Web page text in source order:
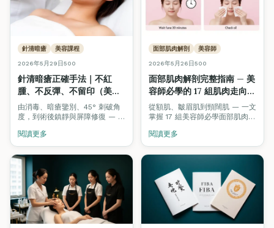
針清暗瘡 美容課程
2026年5月29日500
針清暗瘡正確手法｜不紅
腫、不反彈、不留印（美容
初學者完整教學・ITEC /
VTCT 考核標準）
由消毒、暗瘡鑒別、45° 刺破角
度，到術後鎮靜與屏障修復 — 一
操作流程（SOP），對應 ITEC /
VTCT 國際美容認證實操考核要
求。
閱讀更多
面部肌肉解剖 美容師
2026年5月26日500
面部肌肉解剖完整指南 — 美
容師必學的 17 組肌肉走向、
按摩手法與激光治療對應
（2026）
從額肌、皺眉肌到頸闊肌 — 一文
掌握 17 組美容師必學面部肌肉的
激光 / 紋眉 / Hifu 治療參考。附
互動 3D 解剖模型。
閱讀更多